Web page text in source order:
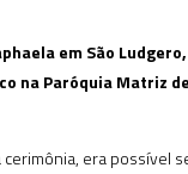
em São
na Paróquia Matriz
era possível